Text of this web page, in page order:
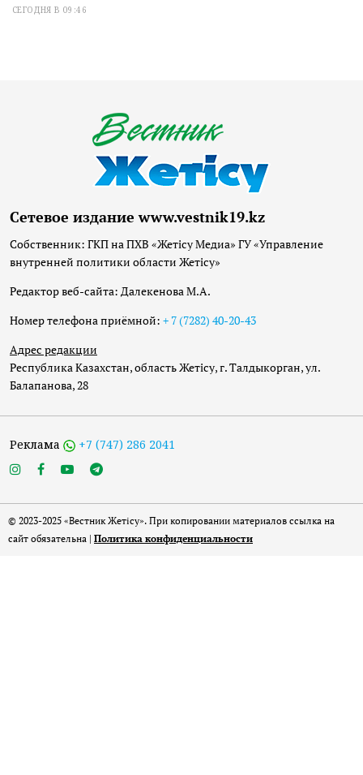
СЕГОДНЯ В 09:46
Сетевое издание www.vestnik19.kz
Собственник: ГКП на ПХВ «Жетісу Медиа» ГУ «Управление
внутренней политики области Жетісу»
Редактор веб-сайта: Далекенова М.А.
Номер телефона приёмной: + 7 (7282) 40-20-43
Адрес редакции
Республика Казахстан, область Жетісу, г. Талдыкорган, ул.
Балапанова, 28
Реклама +7 (747) 286 2041
© 2023-2025 «Вестник Жетісу». При копировании материалов ссылка на
сайт обязательна | Политика конфиденциальности